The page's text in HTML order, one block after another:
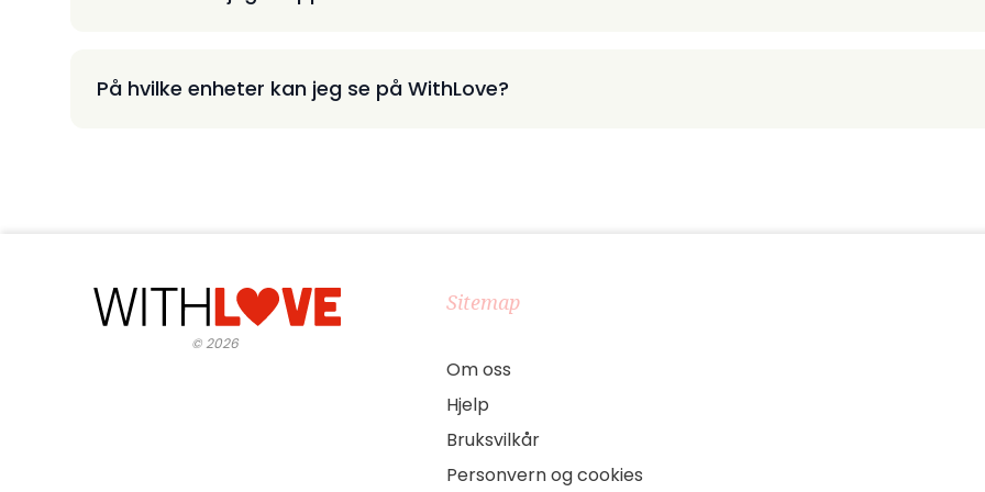
På hvilke enheter kan jeg se på WithLove?
©2026
Sitemap
Om oss
Hjelp
Bruksvilkår
Personvern og cookies